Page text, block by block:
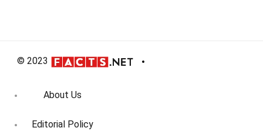
© 2023
About Us
Editorial Policy